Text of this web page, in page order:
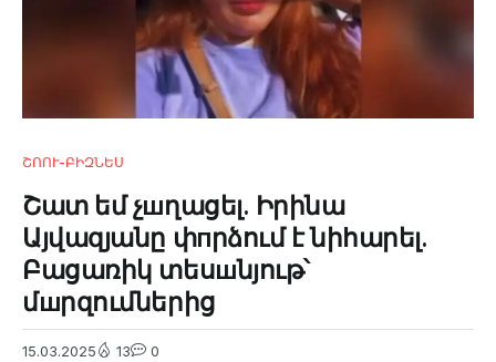
ՇՈՈՒ-ԲԻԶՆԵՍ
Շատ եմ չшղացել. Իրինա
Այվազյանը փпրձում է նիհարել.
Բացառիկ տեսшնյութ՝
մшրզումներից
15.03.2025 13 0